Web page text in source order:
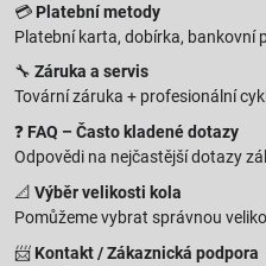
💳 Platební metody
Platební karta, dobírka, bankovní
🔧 Záruka a servis
Tovární záruka + profesionální
❓ FAQ – Často kladené dotazy
Odpovědi na nejčastější dotazy
📐 Výběr velikosti kola
Pomůžeme vybrat správnou
📨 Kontakt / Zákaznická podpora